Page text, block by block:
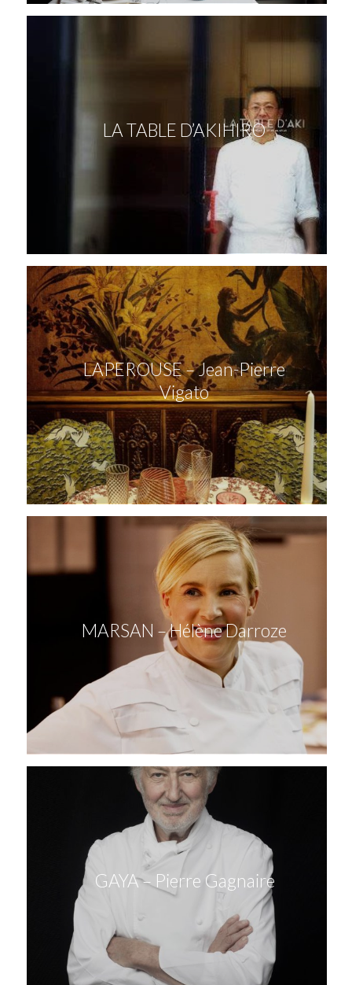
LA TABLE D’AKIHIRO
LAPEROUSE – Jean-Pierre
Vigato
MARSAN – Hélène Darroze
GAYA – Pierre Gagnaire